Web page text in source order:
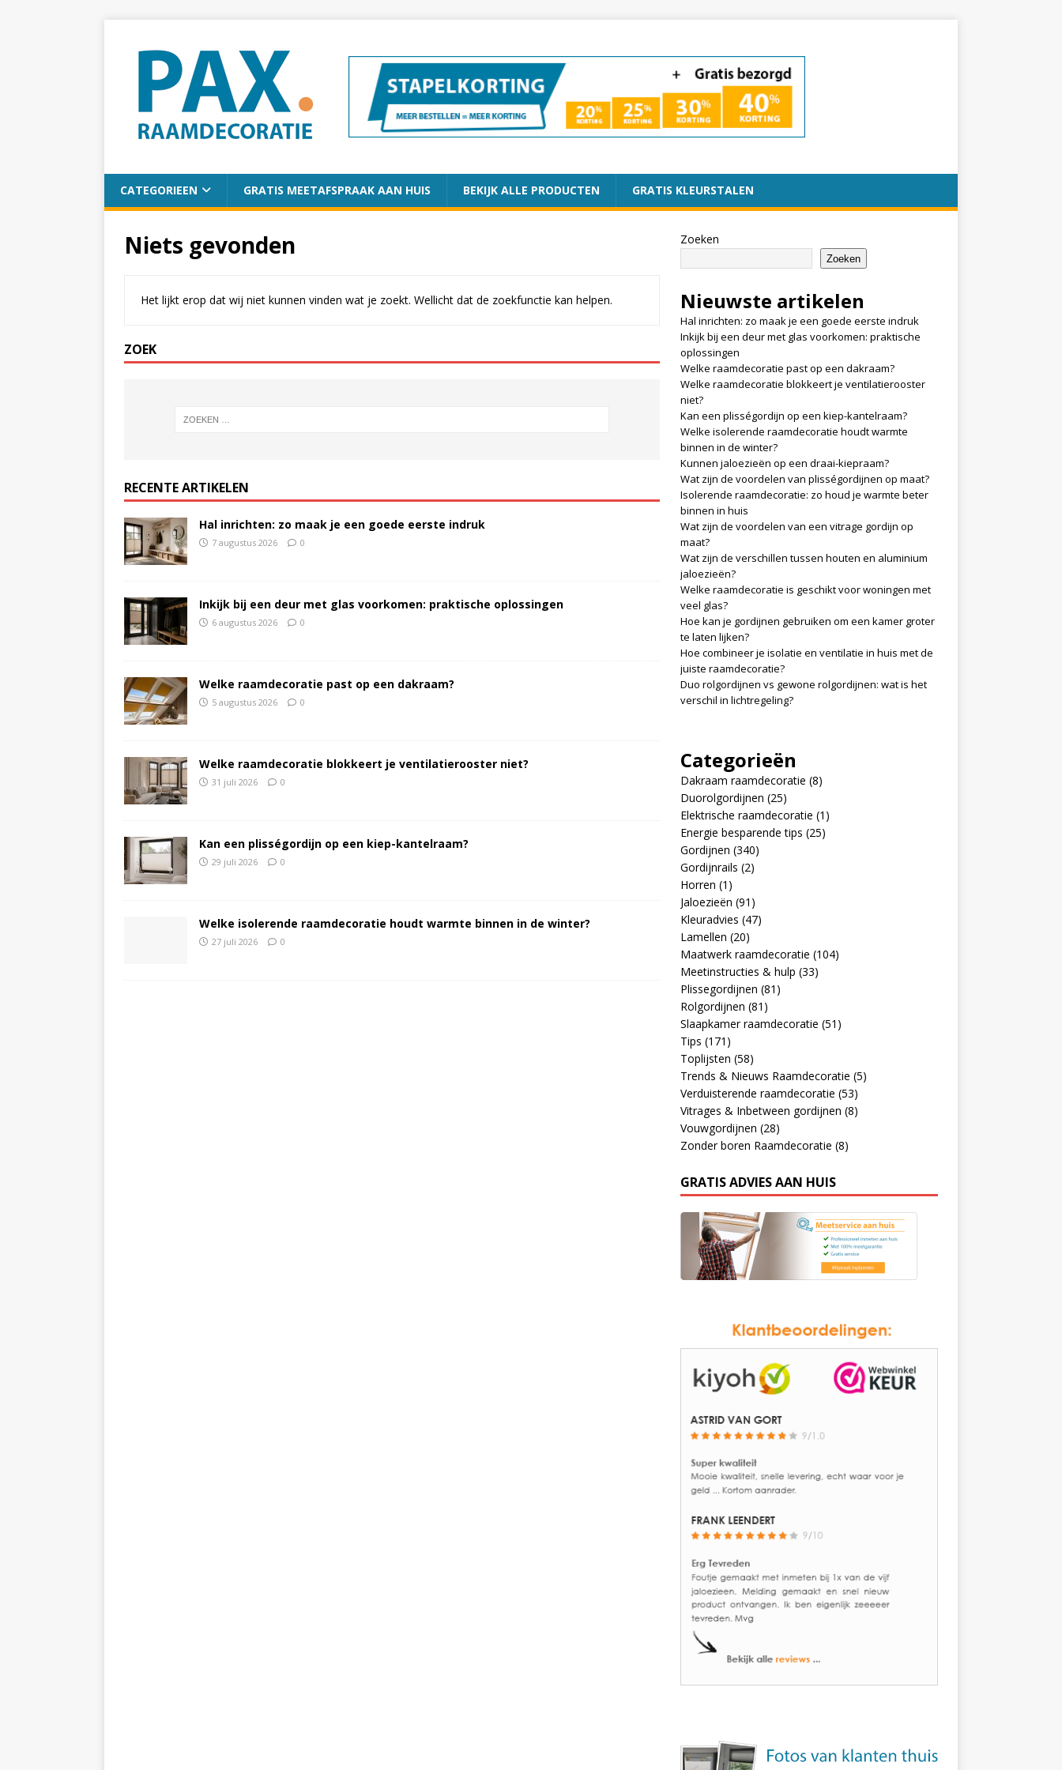
CATEGORIEEN GRATIS MEETAFSPRAAK AAN HUIS BEKIJK ALLE PRODUCTEN GRATIS KLEURSTALEN
Niets gevonden
Het lijkt erop dat wij niet kunnen vinden wat je zoekt. Wellicht dat de zoekfunctie kan helpen.
ZOEK
RECENTE ARTIKELEN
Hal inrichten: zo maak je een goede eerste indruk
7 augustus 2026 0
Inkijk bij een deur met glas voorkomen: praktische oplossingen
6 augustus 2026 0
Welke raamdecoratie past op een dakraam?
5 augustus 2026 0
Welke raamdecoratie blokkeert je ventilatierooster niet?
31 juli 2026 0
Kan een plisségordijn op een kiep-kantelraam?
29 juli 2026 0
Welke isolerende raamdecoratie houdt warmte binnen in de winter?
27 juli 2026 0
Zoeken
Zoeken
Nieuwste artikelen
Hal inrichten: zo maak je een goede eerste indruk
Inkijk bij een deur met glas voorkomen: praktische
oplossingen
Welke raamdecoratie past op een dakraam?
Welke raamdecoratie blokkeert je ventilatierooster
niet?
Kan een plisségordijn op een kiep-kantelraam?
Welke isolerende raamdecoratie houdt warmte
binnen in de winter?
Kunnen jaloezieën op een draai-kiepraam?
Wat zijn de voordelen van plisségordijnen op maat?
Isolerende raamdecoratie: zo houd je warmte beter
binnen in huis
Wat zijn de voordelen van een vitrage gordijn op
maat?
Wat zijn de verschillen tussen houten en aluminium
jaloezieën?
Welke raamdecoratie is geschikt voor woningen met
veel glas?
Hoe kan je gordijnen gebruiken om een kamer groter
te laten lijken?
Hoe combineer je isolatie en ventilatie in huis met de
juiste raamdecoratie?
Duo rolgordijnen vs gewone rolgordijnen: wat is het
verschil in lichtregeling?
Categorieën
Dakraam raamdecoratie (8)
Duorolgordijnen (25)
Elektrische raamdecoratie (1)
Energie besparende tips (25)
Gordijnen (340)
Gordijnrails (2)
Horren (1)
Jaloezieën (91)
Kleuradvies (47)
Lamellen (20)
Maatwerk raamdecoratie (104)
Meetinstructies & hulp (33)
Plissegordijnen (81)
Rolgordijnen (81)
Slaapkamer raamdecoratie (51)
Tips (171)
Toplijsten (58)
Trends & Nieuws Raamdecoratie (5)
Verduisterende raamdecoratie (53)
Vitrages & Inbetween gordijnen (8)
Vouwgordijnen (28)
Zonder boren Raamdecoratie (8)
GRATIS ADVIES AAN HUIS